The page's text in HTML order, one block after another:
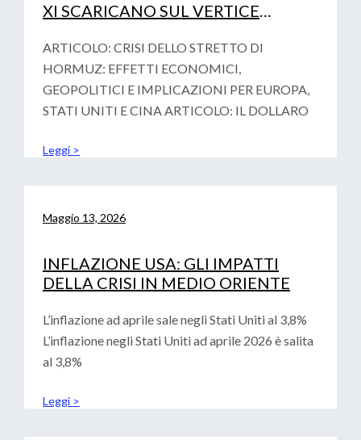
XI SCARICANO SUL VERTICE
VOTALITA’ GEOPOLITICA
ARTICOLO: CRISI DELLO STRETTO DI
HORMUZ: EFFETTI ECONOMICI,
GEOPOLITICI E IMPLICAZIONI PER EUROPA,
STATI UNITI E CINA ARTICOLO: IL DOLLARO
Leggi >
Maggio 13, 2026
INFLAZIONE USA: GLI IMPATTI
DELLA CRISI IN MEDIO ORIENTE
L’inflazione ad aprile sale negli Stati Uniti al 3,8%
L’inflazione negli Stati Uniti ad aprile 2026 è salita
al 3,8%
Leggi >